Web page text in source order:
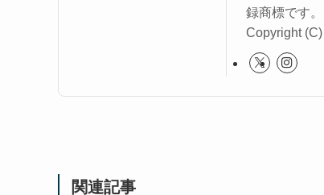
録商標です。
Copyright
関連記事